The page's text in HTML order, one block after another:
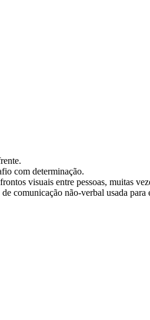
com determinação.
visuais entre pessoas, muitas
comunicação não-verbal usada para